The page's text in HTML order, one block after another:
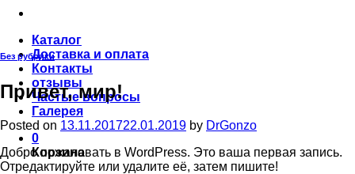
Каталог
Доставка и оплата
Контакты
отзывы
Частые вопросы
Галерея
0
Корзина
Без рубрики
Привет, мир!
Posted on 13.11.201722.01.2019 by DrGonzo
Добро пожаловать в WordPress. Это ваша первая запись.
Отредактируйте или удалите её, затем пишите!